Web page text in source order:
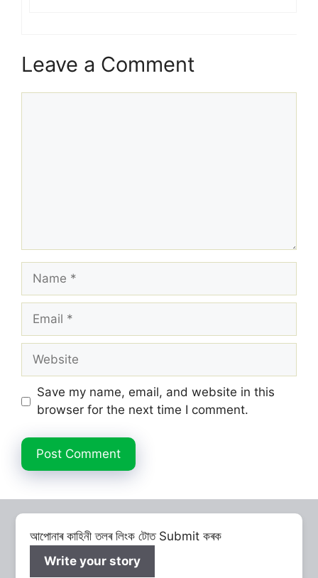
Leave a Comment
Name
Email
Website
Save my name, email, and website in this
browser for the next time I comment.
আপোনাৰ কাহিনী তলৰ লিংক টোত Submit কৰক
Write your story